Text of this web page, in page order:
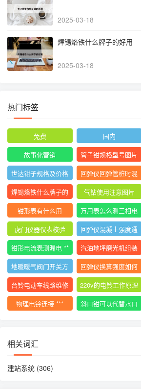
2025-03-18
焊锡烙铁什么牌子的好用
2025-03-18
热门标签
免费 国内
故事化营销
管子钳规格型号图片
尺寸
世达钳子规格及价格
大全
回弹仪回弹管桩时混
凝土碎
焊锡烙铁什么牌子的
好用
气钻使用注意图片
钳形表有什么用
万用表怎么测三相电
压平衡
虎门仪器仪表校验
回弹仪混凝土强度通
用计算公式
钳形电流表测漏电 **
*
汽油地坪磨光机组装
使用视频
地暖暖气阀门开关方
向图解视频
回弹仪换算强度如何
计算
台铃电动车线路维修
技巧
220v的电铃工作原理
物理电铃连接 ***
斜口钳可以代替水口
相关词汇
建站系统 (306)